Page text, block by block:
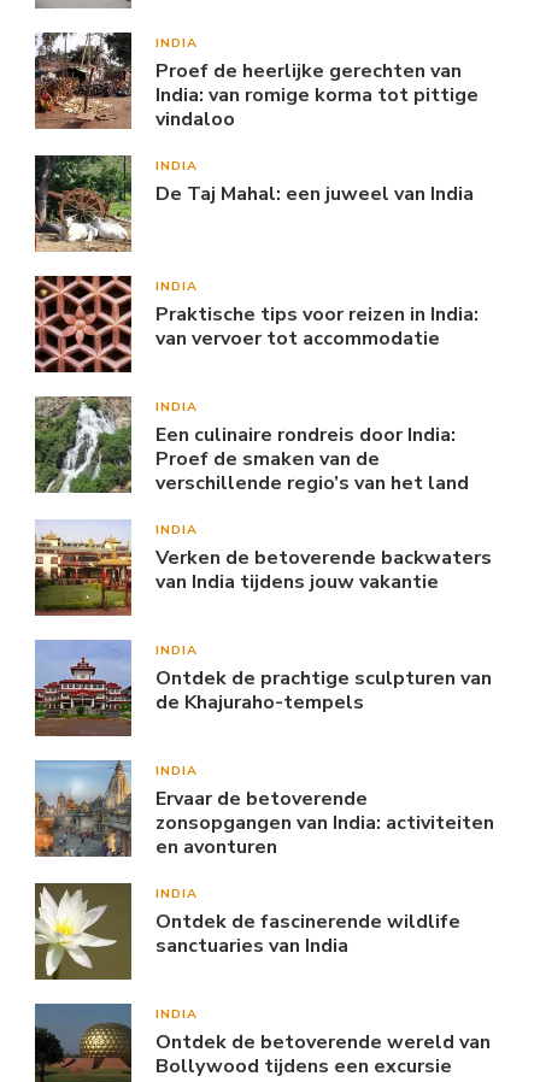
INDIA
Proef de heerlijke gerechten van
India: van romige korma tot pittige
vindaloo
INDIA
De Taj Mahal: een juweel van India
INDIA
Praktische tips voor reizen in India:
van vervoer tot accommodatie
INDIA
Een culinaire rondreis door India:
Proef de smaken van de
verschillende regio’s van het land
INDIA
Verken de betoverende backwaters
van India tijdens jouw vakantie
INDIA
Ontdek de prachtige sculpturen van
de Khajuraho-tempels
INDIA
Ervaar de betoverende
zonsopgangen van India: activiteiten
en avonturen
INDIA
Ontdek de fascinerende wildlife
sanctuaries van India
INDIA
Ontdek de betoverende wereld van
Bollywood tijdens een excursie